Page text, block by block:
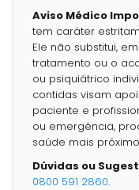
Aviso Médico
tem caráter
Ele não substitui,
tratamento ou o
ou psiquiátrico
contidas visam
paciente e
ou emergência,
saúde mais próximo
Dúvidas ou
0800 591 2860.